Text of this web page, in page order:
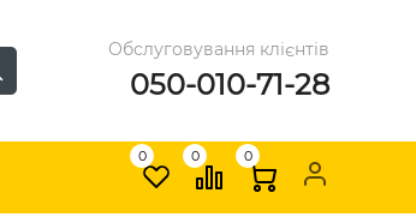
Обслуговування клієнтів
050-010-71-28
0 0 0